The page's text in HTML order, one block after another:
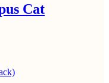
Cat